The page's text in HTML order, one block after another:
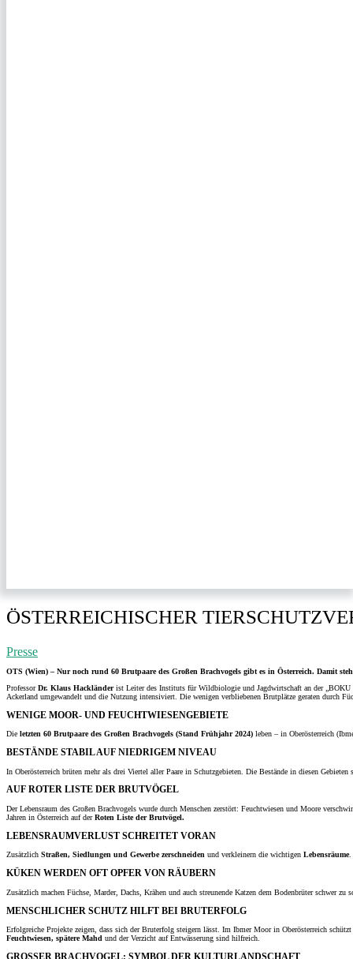
ÖSTERREICHISCHER
Presse
OTS (Wien) – Nur noch rund 60 Brutpaare des Großen Brachvogels gibt es in Österreich. Damit
ProfessorDr. Klaus Hackländerist Leiter des Instituts für Wildbiologie und Jagdwirtschaft an der
Ackerland umgewandelt und die Nutzung intensiviert. Die wenigen verbliebenen Brutplätze geraten durch
WENIGE MOOR- UND FEUCHTWIESENGEBIETE
Die letzten 60 Brutpaare des Großen Brachvogels (Stand Frühjahr 2024) leben – in Oberösterreich
BESTÄNDE STABIL AUF NIEDRIGEM NIVEAU
In Oberösterreich brüten mehr als drei Viertel aller Paare in Schutzgebieten. Die Bestände in diesen
AUF ROTER LISTE DER BRUTVÖGEL
Der Lebensraum des Großen Brachvogels wurde durch Menschen zerstört: Feuchtwiesen und Moore
Jahren in Österreich auf derRoten Liste der Brutvögel.
LEBENSRAUMVERLUST SCHREITET VORAN
Zusätzlich Straßen, Siedlungen und Gewerbe zerschneiden und verkleinern die wichtigen Lebensräume.
KÜKEN WERDEN OFT OPFER VON RÄUBERN
Zusätzlich machen Füchse, Marder, Dachs, Krähen und auch streunende Katzen dem Bodenbrüter schwer zu
MENSCHLICHER SCHUTZ HILFT BEI BRUTERFOLG
Erfolgreiche Projekte zeigen, dass sich der Bruterfolg steigern lässt. Im Ibmer Moor in Oberösterreich
Feuchtwiesen, spätere Mahd und der Verzicht auf Entwässerung sind hilfreich.